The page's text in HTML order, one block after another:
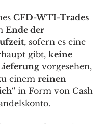
CFD-WTI-Trades
Ende der
, sofern es eine
gibt, keine
vorgesehen,
einem reinen
in Form von Cash